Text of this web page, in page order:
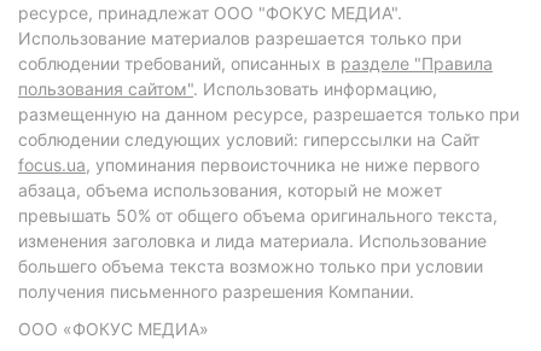
ресурсе, принадлежат ООО "ФОКУС МЕДИА".
Использование материалов разрешается только при
соблюдении требований, описанных в разделе "Правила
пользования сайтом". Использовать информацию,
размещенную на данном ресурсе, разрешается только при
соблюдении следующих условий: гиперссылки на Сайт
focus.ua, упоминания первоисточника не ниже первого
абзаца, объема использования, который не может
превышать 50% от общего объема оригинального текста,
изменения заголовка и лида материала. Использование
большего объема текста возможно только при условии
получения письменного разрешения Компании.
ООО «ФОКУС МЕДИА»